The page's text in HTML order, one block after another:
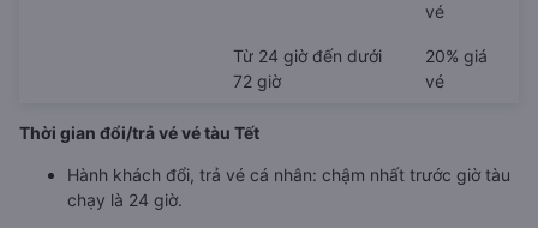
vé
Từ 24 giờ đến dưới
72 giờ
20% giá
vé
Thời gian đổi/trả vé vé tàu Tết
Hành khách đổi, trả vé cá nhân: chậm nhất trước giờ tàu
chạy là 24 giờ.